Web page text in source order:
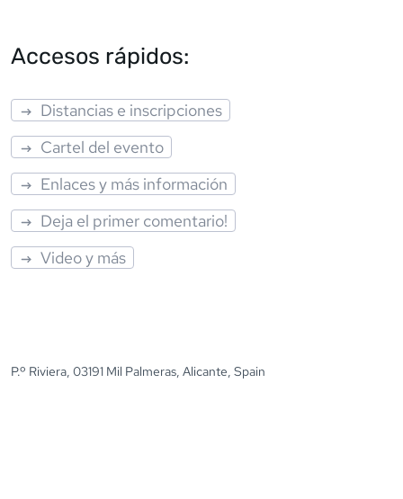
Accesos rápidos:
Distancias e inscripciones
Cartel del evento
Enlaces y más información
Deja el primer comentario!
Video y más
P.º Riviera, 03191 Mil Palmeras, Alicante, Spain